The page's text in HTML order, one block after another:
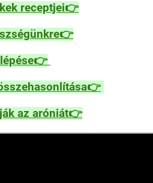
receptjei👉
az aróniát👉